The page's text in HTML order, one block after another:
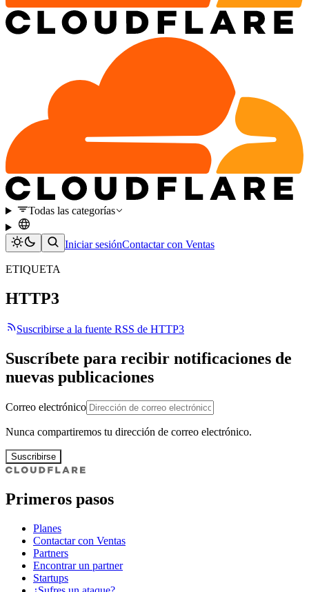
Todas las categorías
Iniciar sesiónContactar con Ventas
ETIQUETA
HTTP3
Suscribirse a la fuente RSS de HTTP3
Suscríbete para recibir notificaciones de
nuevas publicaciones
Correo electrónico
Nunca compartiremos tu dirección de correo electrónico.
Suscribirse
Primeros pasos
Planes
Contactar con Ventas
Partners
Encontrar un partner
Startups